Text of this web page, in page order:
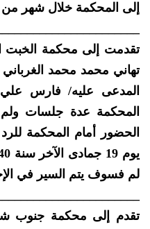
إلى المحكمة خلال شهر من
تقدمت إلى محكمة الخبت
تهاني محمد محمد
المدعى عليه/ فارس
المحكمة عدة جلسات
الحضور أمام المحكمة
لم فسوف يتم السير في
تقدم إلى محكمة جنوب